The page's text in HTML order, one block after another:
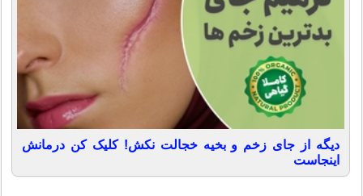
دیگه از جای زخم و بخیه خجالت نکش! کلیک کن درمانش
اینجاست